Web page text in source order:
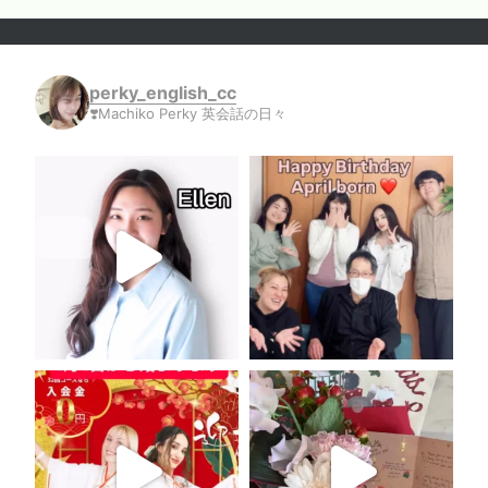
perky_english_cc
❣️Machiko Perky 英会話の日々